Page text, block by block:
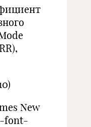
New
font-